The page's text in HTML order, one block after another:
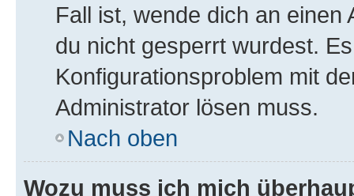
Fall ist, wende dich an
du nicht gesperrt wurdest.
Konfigurationsproblem mit
Administrator lösen muss.
Nach oben
Wozu muss ich mich